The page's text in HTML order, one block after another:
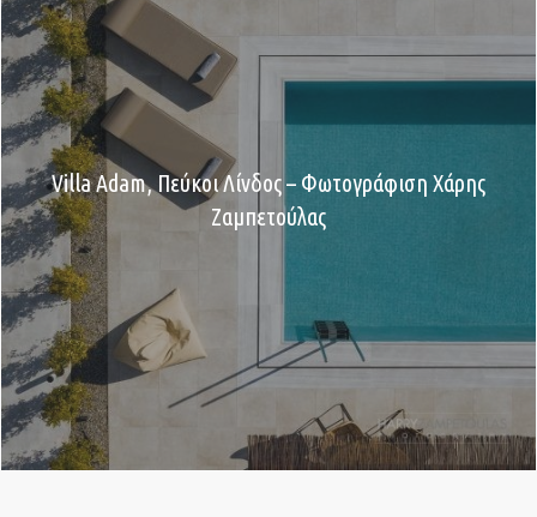
Villa Adam, Πεύκοι Λίνδος – Φωτογράφιση Χάρης
Ζαμπετούλας